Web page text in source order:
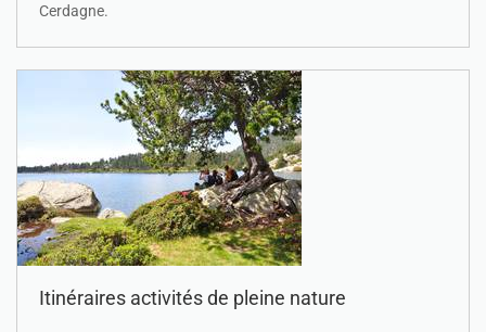
Cerdagne.
Itinéraires activités de pleine nature